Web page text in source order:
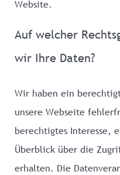
Website.
Auf welcher
wir Ihre Daten?
Wir haben ein
unsere Webseite
berechtigtes Interesse,
Überblick über die
erhalten. Die